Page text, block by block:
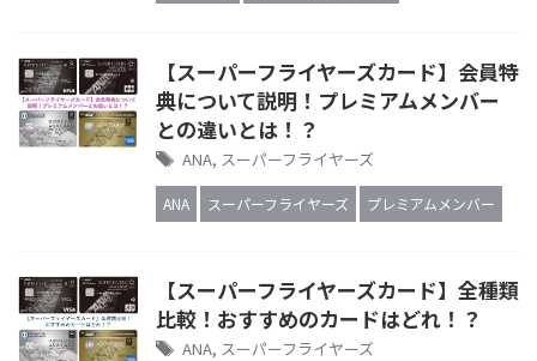
【スーパーフライヤーズカード】会員特
典について説明！プレミアムメンバー
との違いとは！？
ANA, スーパーフライヤーズ
ANA スーパーフライヤーズ プレミアムメンバー
【スーパーフライヤーズカード】全種類
比較！おすすめのカードはどれ！？
ANA, スーパーフライヤーズ